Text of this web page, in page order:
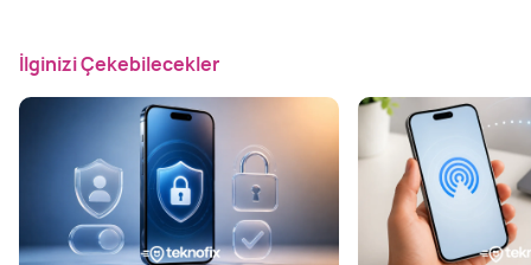
İlginizi Çekebilecekler